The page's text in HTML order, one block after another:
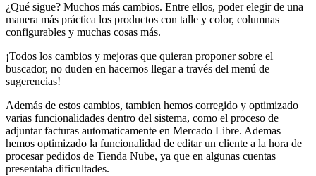
¿Qué sigue? Muchos más cambios. Entre ellos, poder elegir de una
manera más práctica los productos con talle y color, columnas
configurables y muchas cosas más.
¡Todos los cambios y mejoras que quieran proponer sobre el
buscador, no duden en hacernos llegar a través del menú de
sugerencias!
Además de estos cambios, tambien hemos corregido y optimizado
varias funcionalidades dentro del sistema, como el proceso de
adjuntar facturas automaticamente en Mercado Libre. Ademas
hemos optimizado la funcionalidad de editar un cliente a la hora de
procesar pedidos de Tienda Nube, ya que en algunas cuentas
presentaba dificultades.